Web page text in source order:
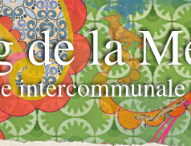
de la